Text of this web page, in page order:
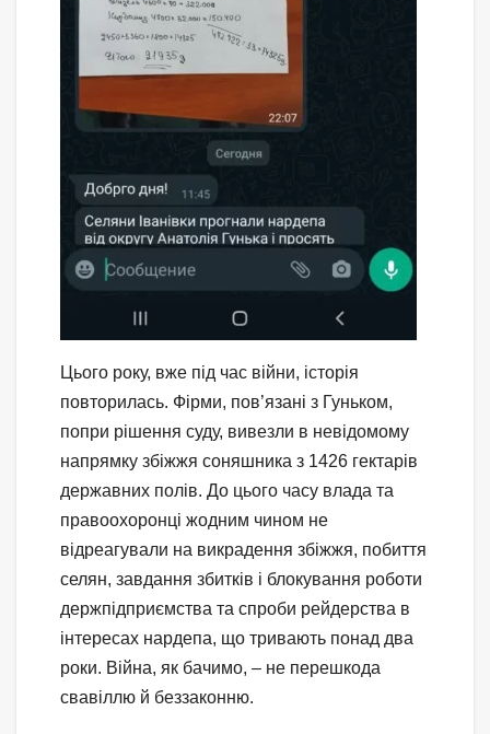
Цього року, вже під час війни, історія
повторилась. Фірми, пов’язані з Гуньком,
попри рішення суду, вивезли в невідомому
напрямку збіжжя соняшника з 1426 гектарів
державних полів. До цього часу влада та
правоохоронці жодним чином не
відреагували на викрадення збіжжя, побиття
селян, завдання збитків і блокування роботи
держпідприємства та спроби рейдерства в
інтересах нардепа, що тривають понад два
роки. Війна, як бачимо, – не перешкода
свавіллю й беззаконню.